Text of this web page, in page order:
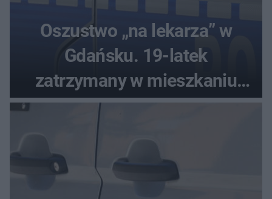
Oszustwo „na lekarza” w
Gdańsku. 19-latek
zatrzymany w mieszkaniu
seniora